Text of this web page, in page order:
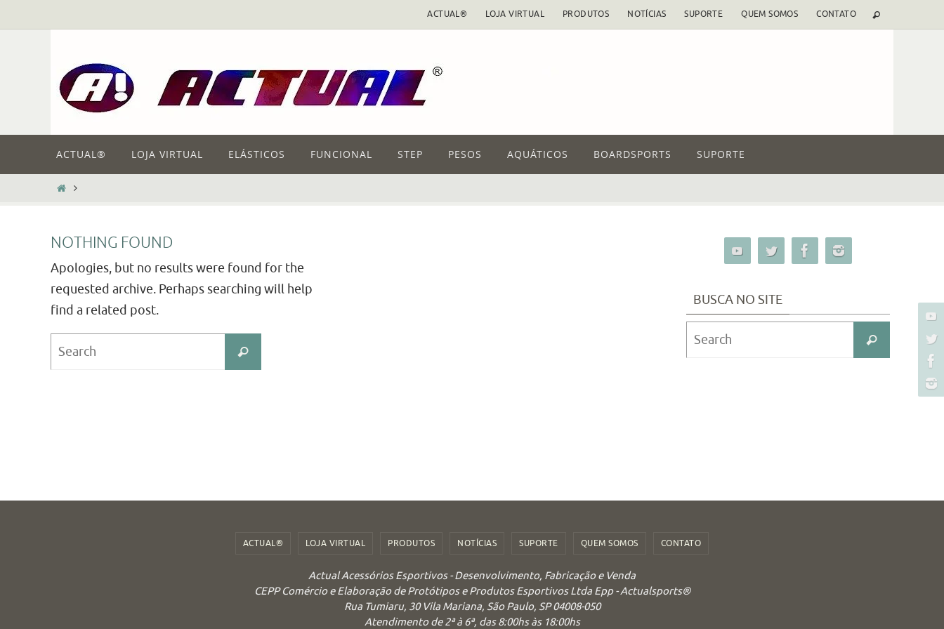
to
ACTUAL® LOJA VIRTUAL PRODUTOS NOTÍCIAS SUPORTE QUEM SOMOS CONTATO
content
ACTUAL® LOJA VIRTUAL ELÁSTICOS FUNCIONAL STEP PESOS AQUÁTICOS BOARDSPORTS SUPORTE
HOME
NOTHING FOUND
Apologies, but no results were found for the
requested archive. Perhaps searching will help
find a related post.
Search
BUSCA NO SITE
Search
Search
ACTUAL® LOJA VIRTUAL PRODUTOS NOTÍCIAS SUPORTE QUEM SOMOS CONTATO
Actual Acessórios Esportivos - Desenvolvimento, Fabricação e Venda
CEPP Comércio e Elaboração de Protótipos e Produtos Esportivos Ltda Epp - Actualsports®
Rua Tumiaru, 30 Vila Mariana, São Paulo, SP 04008-050
Atendimento de 2ª à 6ª, das 8:00hs às 18:00hs